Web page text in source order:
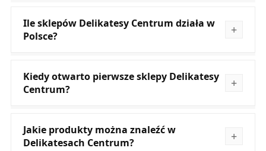
Ile sklepów Delikatesy Centrum działa w
Polsce?
Kiedy otwarto pierwsze sklepy Delikatesy
Centrum?
Jakie produkty można znaleźć w
Delikatesach Centrum?